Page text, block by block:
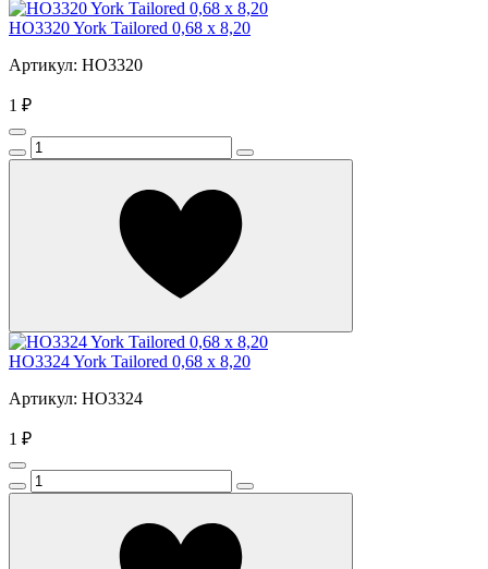
HO3320 York Tailored 0,68 x 8,20
Артикул: HO3320
1 ₽
HO3324 York Tailored 0,68 x 8,20
Артикул: HO3324
1 ₽